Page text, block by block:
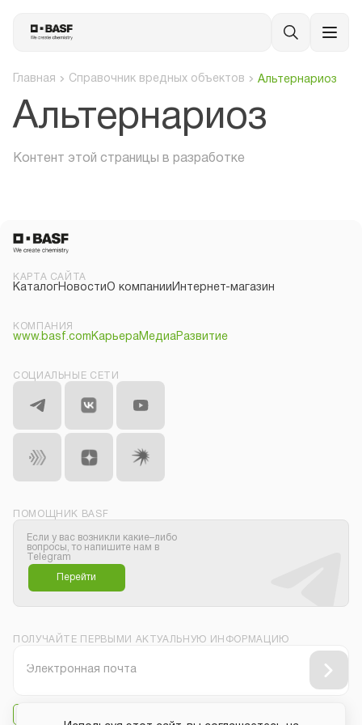
Главная Справочник вредных объектов Альтернариоз
Альтернариоз
Контент этой страницы в разработке
КАРТА САЙТА
КаталогНовостиО компании Интернет-магазин
КОМПАНИЯ
www.basf.com КарьераМедиаРазвитие
СОЦИАЛЬНЫЕ СЕТИ
ПОМОЩНИК BASF
Если у вас возникли какие–либо
вопросы, то напишите нам в
Telegram
Перейти
ПОЛУЧАЙТЕ ПЕРВЫМИ АКТУАЛЬНУЮ ИНФОРМАЦИЮ